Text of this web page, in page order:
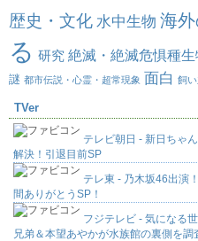
歴史・文化 水中生物 海
る 研究 絶滅・絶滅危惧種生
謎 都市伝説・心霊・超常現象 面白 飼い
TVer
テレビ朝日 - 新日ちゃ
解決！引退目前SP
テレ東 - 乃木坂46出演
間ありがとうSP！
フジテレビ - 気になる
兄弟＆本望あやかが水族館の裏側を調